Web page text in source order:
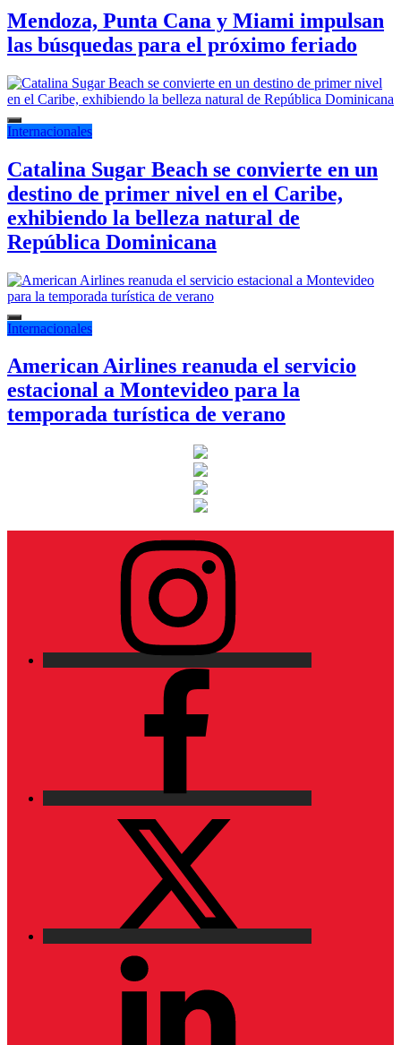
Mendoza, Punta Cana y Miami impulsan
las búsquedas para el próximo feriado
Internacionales
Catalina Sugar Beach se convierte en un
destino de primer nivel en el Caribe,
exhibiendo la belleza natural de
República Dominicana
Internacionales
American Airlines reanuda el servicio
estacional a Montevideo para la
temporada turística de verano